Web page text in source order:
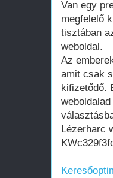
Van egy
megfelelő
tisztában
weboldal.
Az
amit csak
kifizetődő.
Lézerharc